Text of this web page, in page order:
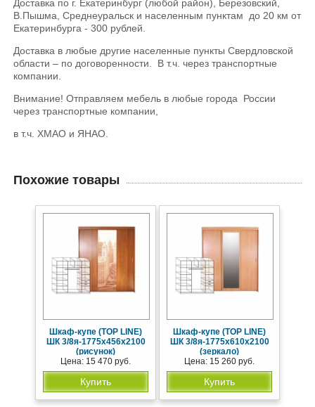
Доставка по г. Екатеринбург (любой район), Березовский,
В.Пышма, Среднеуральск и населенным пунктам до 20 км от
Екатеринбурга - 300 рублей.
Доставка в любые другие населенные пункты Свердловской
области – по договоренности. В т.ч. через транспортные
компании.
Внимание! Отправляем мебель в любые города России
через транспортные компании,
в т.ч. ХМАО и ЯНАО.
Похожие товары
Шкаф-купе (TOP LINE)
ШК 3/8я-1775х456х2100
(рисунок)
Цена: 15 470 руб.
Купить
Шкаф-купе (TOP LINE)
ШК 3/8я-1775х610х2100
(зеркало)
Цена: 15 260 руб.
Купить